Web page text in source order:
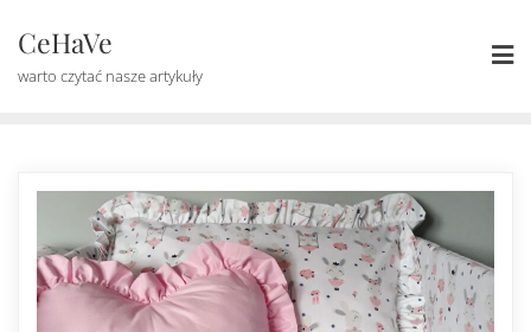
content
CeHaVe
warto czytać nasze artykuły